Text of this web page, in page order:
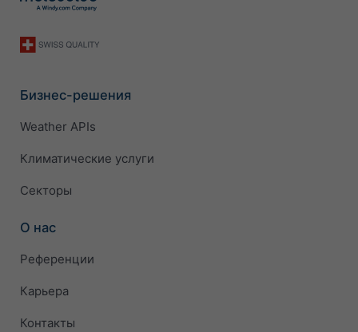
Бизнес-решения
Weather APIs
Климатические услуги
Секторы
О нас
Референции
Карьера
Контакты